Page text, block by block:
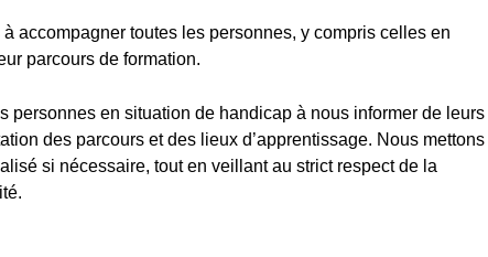
accompagner toutes les personnes, y compris celles en
parcours de formation.
personnes en situation de handicap à nous informer de leurs
des parcours et des lieux d’apprentissage. Nous mettons
si nécessaire, tout en veillant au strict respect de la